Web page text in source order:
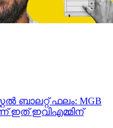
ബാലറ്റ് ഫലം: MGB
ഇത് ഇവിഎമ്മിന്